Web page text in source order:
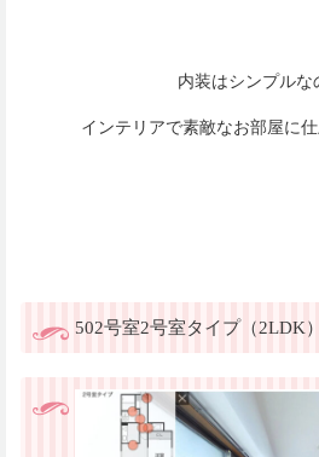
内装はシンプルな
インテリアで素敵なお部屋に
502号室2号室タイプ（2LDK